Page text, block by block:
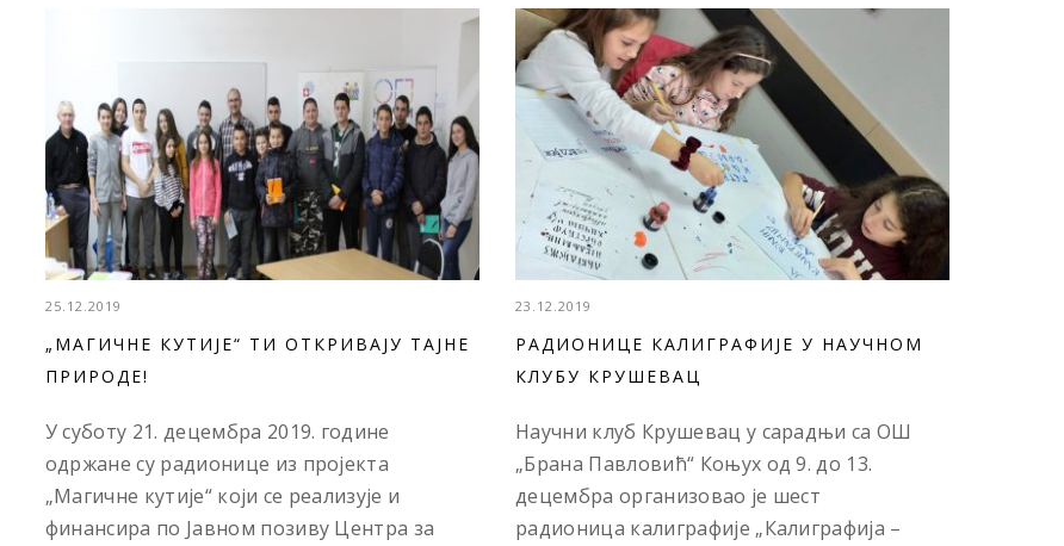
25.12.2019
„МАГИЧНЕ КУТИЈЕ“ ТИ ОТКРИВАЈУ ТАЈНЕ
ПРИРОДЕ!
У суботу 21. децембра 2019. године
одржане су радионице из пројекта
„Магичне кутије“ који се реализује и
финансира по Јавном позиву Центра за
23.12.2019
РАДИОНИЦЕ КАЛИГРАФИЈЕ У НАУЧНОМ
КЛУБУ КРУШЕВАЦ
Научни клуб Крушевац у сарадњи са ОШ
„Брана Павловић“ Коњух од 9. до 13.
децембра организовао је шест
радионица калиграфије „Калиграфија –